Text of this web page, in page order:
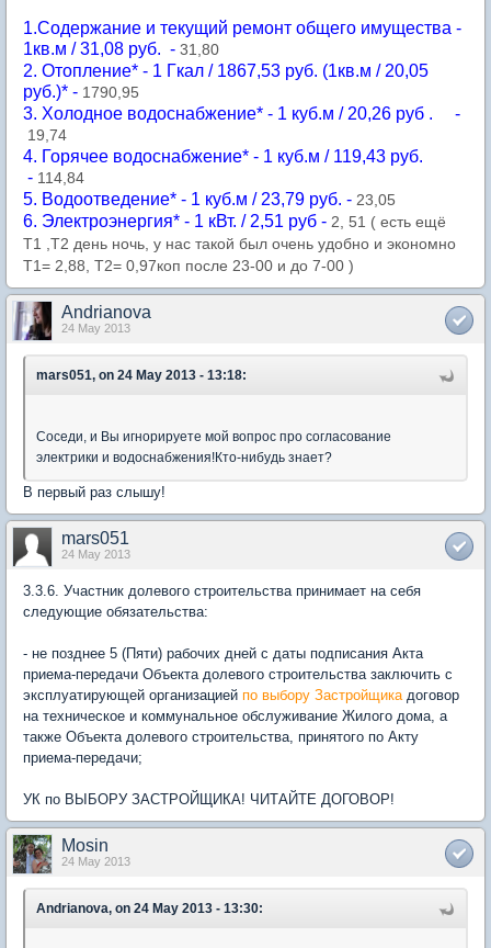
1.Содержание и текущий ремонт общего имущества -
1кв.м / 31,08 руб. - 31,80
2. Отопление* - 1 Гкал / 1867,53 руб. (1кв.м / 20,05
руб.)* - 1790,95
3. Холодное водоснабжение* - 1 куб.м / 20,26 руб . -
19,74
4. Горячее водоснабжение* - 1 куб.м / 119,43 руб.
- 114,84
5. Водоотведение* - 1 куб.м / 23,79 руб. - 23,05
6. Электроэнергия* - 1 кВт. / 2,51 руб - 2, 51 ( есть ещё
Т1 ,Т2 день ночь, у нас такой был очень удобно и экономно
Т1= 2,88, Т2= 0,97коп после 23-00 и до 7-00 )
Andrianova
24 May 2013
mars051, on 24 May 2013 - 13:18:
Соседи, и Вы игнорируете мой вопрос про согласование
электрики и водоснабжения!Кто-нибудь знает?
В первый раз слышу!
mars051
24 May 2013
3.3.6. Участник долевого строительства принимает на себя
следующие обязательства:
- не позднее 5 (Пяти) рабочих дней с даты подписания Акта
приема-передачи Объекта долевого строительства заключить с
эксплуатирующей организацией по выбору Застройщикадоговор
на техническое и коммунальное обслуживание Жилого дома, а
также Объекта долевого строительства, принятого по Акту
приема-передачи;
УК по ВЫБОРУ ЗАСТРОЙЩИКА! ЧИТАЙТЕ ДОГОВОР!
Mosin
24 May 2013
Andrianova, on 24 May 2013 - 13:30: